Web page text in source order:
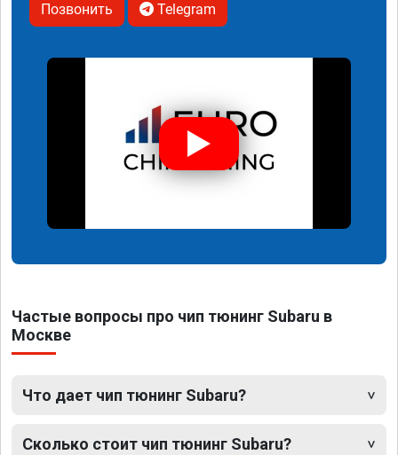
Позвонить Telegram
Частые вопросы про чип тюнинг Subaru в
Москве
Что дает чип тюнинг Subaru?
Сколько стоит чип тюнинг Subaru?